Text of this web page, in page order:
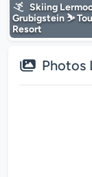
Skiing
Grubigstein ⛷️
Resort
Photos